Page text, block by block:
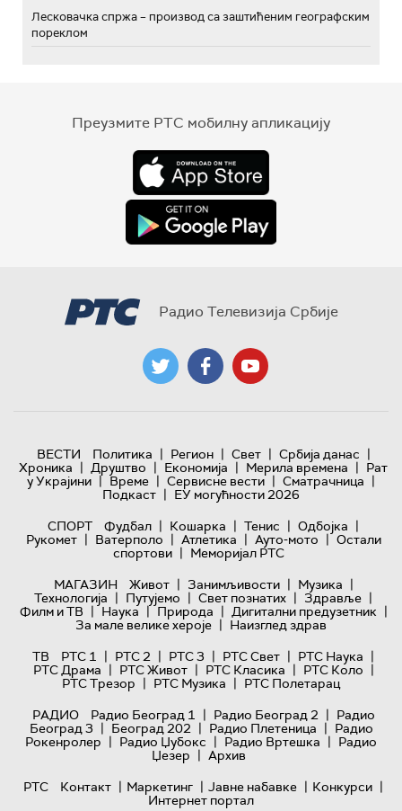
Лесковачка спржа – производ са заштићеним географским
пореклом
Преузмите РТС мобилну апликацију
Радио Телевизија Србије
ВЕСТИ Политика | Регион | Свет | Србија данас |
Хроника | Друштво | Економија | Мерила времена | Рат
у Украјини | Време | Сервисне вести | Сматрачница |
Подкаст | ЕУ могућности 2026
СПОРТ
Фудбал | Кошарка | Тенис | Одбојка |
Рукомет | Ватерполо | Атлетика | Ауто-мото | Остали
спортови | Меморијал РТС
МАГАЗИН
Живот | Занимљивости | Музика |
Технологијa | Путујемо | Свет познатих | Здравље |
Филм и ТВ | Наука | Природа | Дигитални предузетник |
За мале велике хероје | Наизглед здрав
ТВ
РТС 1 | РТС 2 | РТС 3 | РТС Свет | РТС Наука |
РТС Драма | РТС Живот | РТС Класика | РТС Коло |
РТС Трезор | РТС Музика | РТС Полетарац
РАДИО
Радио Београд 1 | Радио Београд 2 | Радио
Београд 3 | Београд 202 | Радио Плетеница | Радио
Рокенролер | Радио Џубокс | Радио Вртешка | Радио
Џезер | Архив
РТС
Контакт | Маркетинг | Јавне набавке | Конкурси |
Интернет портал